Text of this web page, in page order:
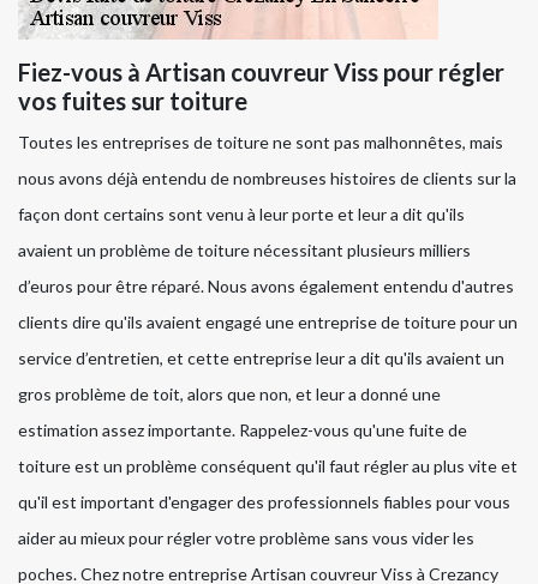
Fiez-vous à Artisan couvreur Viss pour régler
vos fuites sur toiture
Toutes les entreprises de toiture ne sont pas malhonnêtes, mais
nous avons déjà entendu de nombreuses histoires de clients sur la
façon dont certains sont venu à leur porte et leur a dit qu'ils
avaient un problème de toiture nécessitant plusieurs milliers
d’euros pour être réparé. Nous avons également entendu d'autres
clients dire qu'ils avaient engagé une entreprise de toiture pour un
service d’entretien, et cette entreprise leur a dit qu'ils avaient un
gros problème de toit, alors que non, et leur a donné une
estimation assez importante. Rappelez-vous qu'une fuite de
toiture est un problème conséquent qu'il faut régler au plus vite et
qu'il est important d'engager des professionnels fiables pour vous
aider au mieux pour régler votre problème sans vous vider les
poches. Chez notre entreprise Artisan couvreur Viss à Crezancy